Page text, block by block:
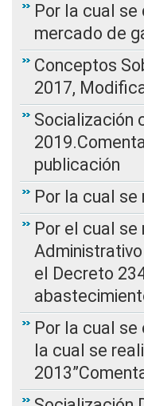
Por la cual
mercado de
Conceptos
2017,
Socialización
publicación
Por la cual se
Por el cual
el Decreto
Por la cual se
la cual se